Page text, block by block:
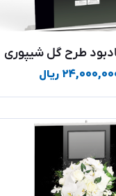
طرح گل شیپوری
ریال